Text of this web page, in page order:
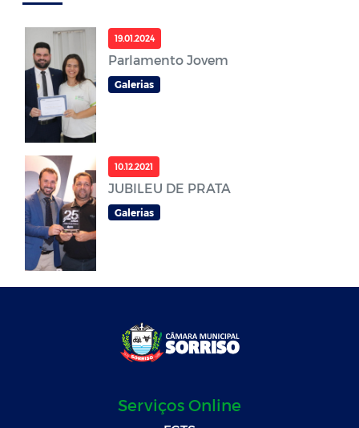
19.01.2024
Parlamento Jovem
Galerias
10.12.2021
JUBILEU DE PRATA
Galerias
Serviços Online